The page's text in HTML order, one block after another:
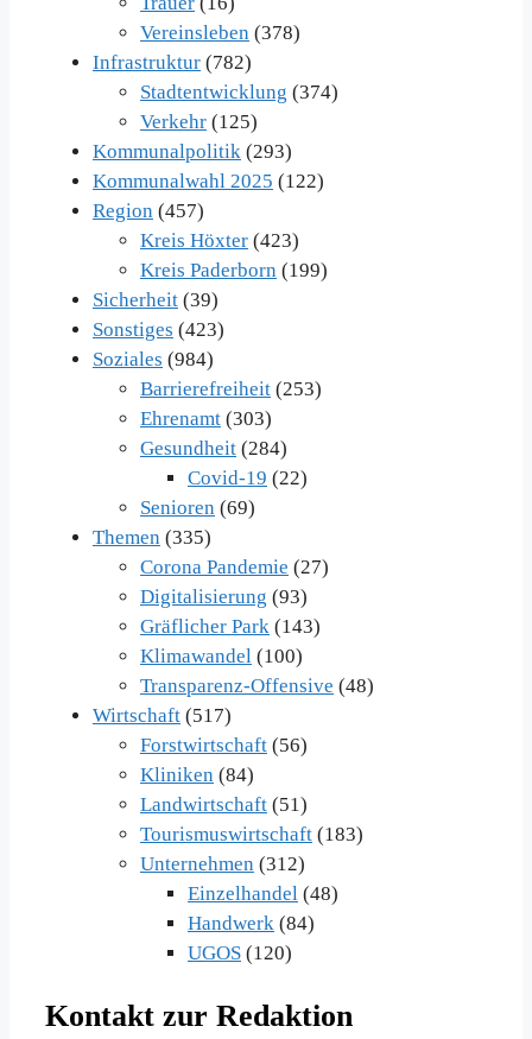
Vereinsleben (378)
Infrastruktur (782)
Stadtentwicklung (374)
Verkehr (125)
Kommunalpolitik (293)
Kommunalwahl 2025 (122)
Region (457)
Kreis Höxter (423)
Kreis Paderborn (199)
Sicherheit (39)
Sonstiges (423)
Soziales (984)
Barrierefreiheit (253)
Ehrenamt (303)
Gesundheit (284)
Covid-19 (22)
Senioren (69)
Themen (335)
Corona Pandemie (27)
Digitalisierung (93)
Gräflicher Park (143)
Klimawandel (100)
Transparenz-Offensive (48)
Wirtschaft (517)
Forstwirtschaft (56)
Kliniken (84)
Landwirtschaft (51)
Tourismuswirtschaft (183)
Unternehmen (312)
Einzelhandel (48)
Handwerk (84)
UGOS (120)
Kontakt zur Redaktion